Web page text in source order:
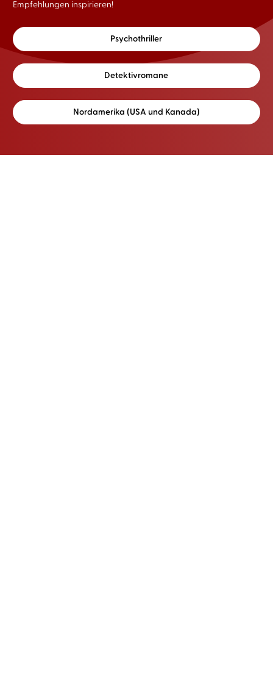
Empfehlungen inspirieren!
Psychothriller
Detektivromane
Nordamerika (USA und Kanada)